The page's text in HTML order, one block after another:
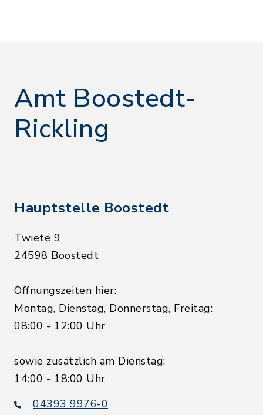
Amt Boostedt-
Rickling
Hauptstelle Boostedt
Twiete 9
24598 Boostedt
Öffnungszeiten hier:
Montag, Dienstag, Donnerstag, Freitag:
08:00 - 12:00 Uhr
sowie zusätzlich am Dienstag:
14:00 - 18:00 Uhr
04393 9976-0